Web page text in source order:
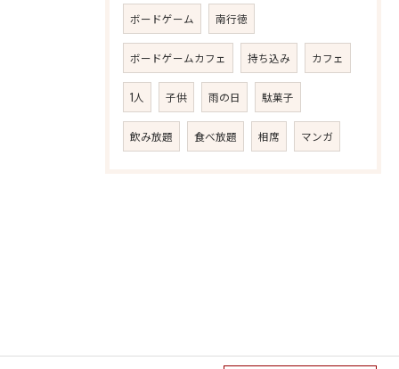
ボードゲーム 南行徳
ボードゲームカフェ 持ち込み カフェ
1人 子供 雨の日 駄菓子
飲み放題 食べ放題 相席 マンガ